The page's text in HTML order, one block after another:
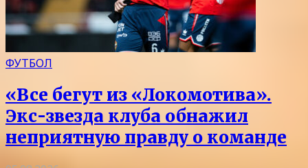
ФУТБОЛ
«Все бегут из «Локомотива».
Экс-звезда клуба обнажил
неприятную правду о команде